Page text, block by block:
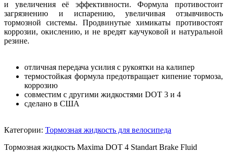
и увеличения её эффективности. Формула противостоит
загрязнению и испарению, увеличивая отзывчивость
тормозной системы. Продвинутые химикаты противостоят
коррозии, окислению, и не вредят каучуковой и натуральной
резине.
отличная передача усилия с рукоятки на калипер
термостойкая формула предотвращает кипение тормоза,
коррозию
совместим с другими жидкостями DOT 3 и 4
сделано в США
Категории: Тормозная жидкость для велосипеда
Тормозная жидкость Maxima DOT 4 Standart Brake Fluid